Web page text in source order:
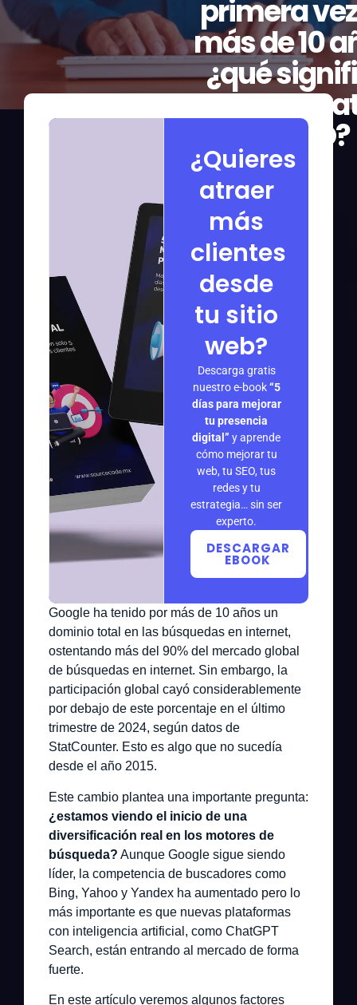
primera
más de 10
¿qué
para tu
de SEO?
¿Quieres
atraer
más
clientes
desde
tu sitio
web?
Descarga gratis
nuestro e-book“5
días para mejorar
tu presencia
digital” y aprende
cómo mejorar tu
web, tu SEO, tus
redes y tu
estrategia… sin ser
experto.
DESCARGAR
EBOOK
Google ha tenido por más de 10 años un
dominio total en las búsquedas en internet,
ostentando más del 90% del mercado global
de búsquedas en internet. Sin embargo, la
participación global cayó considerablemente
por debajo de este porcentaje en el último
trimestre de 2024, según datos de
StatCounter. Esto es algo que no sucedía
desde el año 2015.
Este cambio plantea una importante pregunta:
¿estamos viendo el inicio de una
diversificación real en los motores de
búsqueda? Aunque Google sigue siendo
líder, la competencia de buscadores como
Bing, Yahoo y Yandex ha aumentado pero lo
más importante es que nuevas plataformas
con inteligencia artificial, como ChatGPT
Search, están entrando al mercado de forma
fuerte.
En este artículo veremos algunos factores